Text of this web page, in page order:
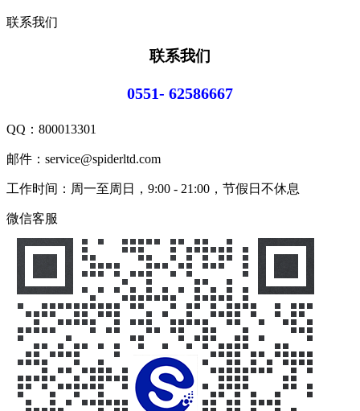
联系我们
联系我们
0551- 62586667
QQ： 800013301
邮件：service@spiderltd.com
工作时间：周一至周日，9:00 - 21:00，节假日不休息
微信客服